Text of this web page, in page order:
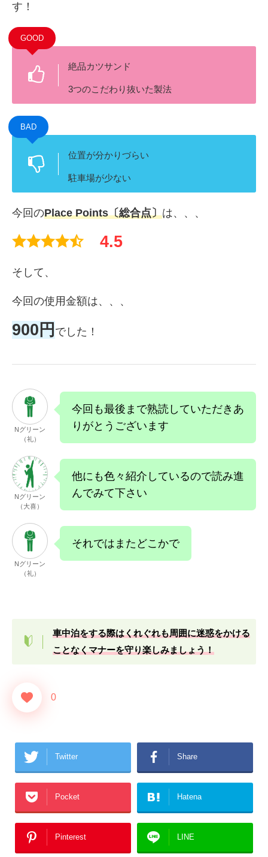
す！
GOOD
絶品カツサンド
3つのこだわり抜いた製法
BAD
位置が分かりづらい
駐車場が少ない
今回のPlace Points〔総合点〕は、、、
4.5
そして、
今回の使用金額は、、、
900円 でした！
Nグリーン
（礼）
今回も最後まで熟読していただきあ
りがとうございます
Nグリーン
（大喜）
他にも色々紹介しているので読み進
んでみて下さい
Nグリーン
（礼）
それではまたどこかで
車中泊をする際はくれぐれも周囲に迷惑をかける
ことなくマナーを守り楽しみましょう！
0
Twitter Share
Pocket Hatena
Pinterest LINE